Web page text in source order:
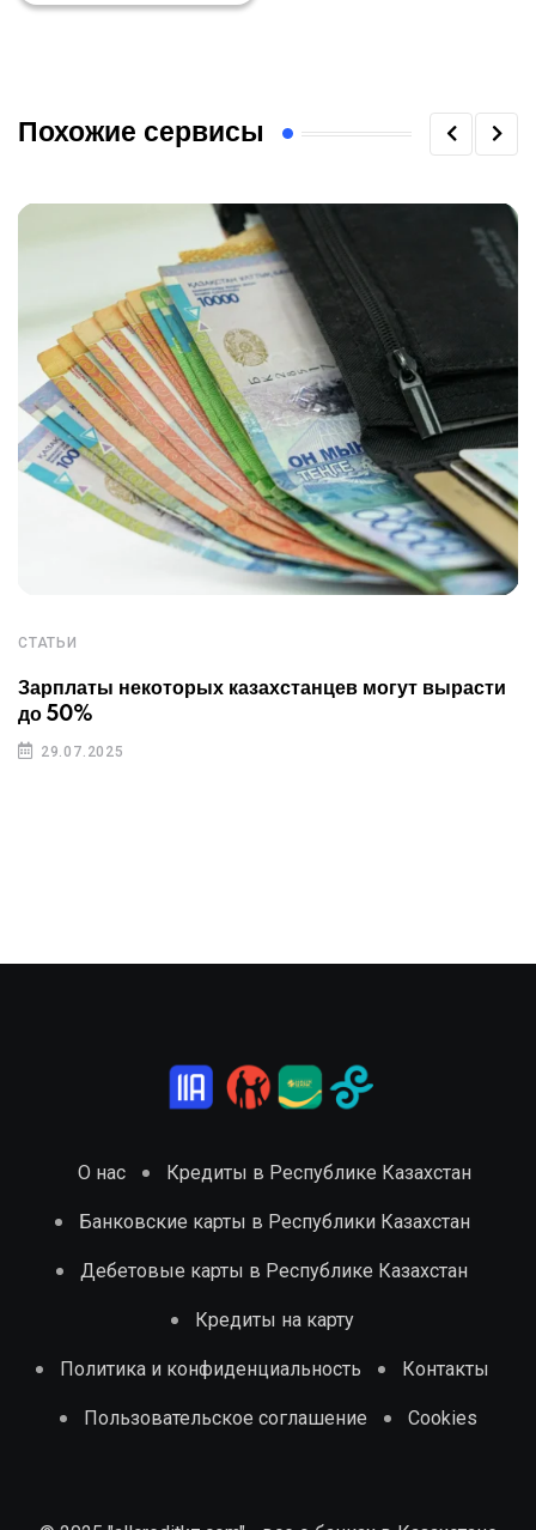
Похожие сервисы
СТАТЬИ
Зарплаты некоторых казахстанцев могут вырасти
до 50%
29.07.2025
О нас Кредиты в Республике Казахстан
Банковские карты в Республики Казахстан
Дебетовые карты в Республике Казахстан
Кредиты на карту
Политика и конфиденциальность Контакты
Пользовательское соглашение Cookies